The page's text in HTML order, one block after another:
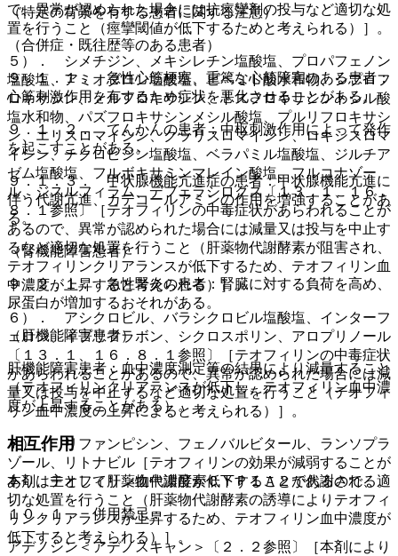
で、異常が認められた場合には抗痙攣剤の投与など適切な処
置を行うこと（痙攣閾値が低下するためと考えられる）］。
５）． シメチジン、メキシレチン塩酸塩、プロパフェノン
塩酸塩、アミオダロン塩酸塩、ピペミド酸水和物、シプロフ
ロキサシン、ノルフロキサシン、トスフロキサシントシル酸
塩水和物、パズフロキサシンメシル酸塩、プルリフロキサシ
ン、エリスロマイシン、クラリスロマイシン、ロキシスロマ
イシン、チクロピジン塩酸塩、ベラパミル塩酸塩、ジルチア
ゼム塩酸塩、フルボキサミンマレイン酸塩、フルコナゾー
ル、ジスルフィラム、デフェラシロクス〔１３．１、１６．
８．１参照〕［テオフィリンの中毒症状があらわれることが
あるので、異常が認められた場合には減量又は投与を中止す
るなど適切な処置を行うこと（肝薬物代謝酵素が阻害され、
テオフィリンクリアランスが低下するため、テオフィリン血
中濃度が上昇すると考えられる）］。
６）． アシクロビル、バラシクロビル塩酸塩、インターフ
ェロン、イプリフラボン、シクロスポリン、アロプリノール
〔１３．１、１６．８．１参照〕［テオフィリンの中毒症状
があらわれることがあるので、異常が認められた場合には減
量又は投与を中止するなど適切な処置を行うこと（テオフィ
リン血中濃度の上昇によると考えられる）］。
７）． リファンピシン、フェノバルビタール、ランソプラ
ゾール、リトナビル［テオフィリンの効果が減弱することが
あり、テオフィリン血中濃度が低下することがあるので、適
切な処置を行うこと（肝薬物代謝酵素の誘導によりテオフィ
リンクリアランスが上昇するため、テオフィリン血中濃度が
低下すると考えられる）］。
（特定の背景を有する患者に関する注意）
（合併症・既往歴等のある患者）
９．１．１． 急性心筋梗塞、重篤な心筋障害のある患者：
心筋刺激作用を有するため症状を悪化させることがある。
９．１．２． てんかんの患者：中枢刺激作用によって発作
を起こすことがある。
９．１．３． 甲状腺機能亢進症の患者：甲状腺機能亢進に
伴う代謝亢進、カテコールアミンの作用を増強することがあ
る。
（腎機能障害患者）
９．２．１． 急性腎炎の患者：腎臓に対する負荷を高め、
尿蛋白が増加するおそれがある。
（肝機能障害患者）
肝機能障害患者：血中濃度測定等の結果により減量すること
（テオフィリンクリアランスが低下し、テオフィリン血中濃
度が上昇することがある）。
相互作用
本剤は主として肝薬物代謝酵素ＣＹＰ１Ａ２で代謝される。
１０．１． 併用禁忌：
アデノシン＜アデノスキャン＞〔２．２参照〕［本剤により